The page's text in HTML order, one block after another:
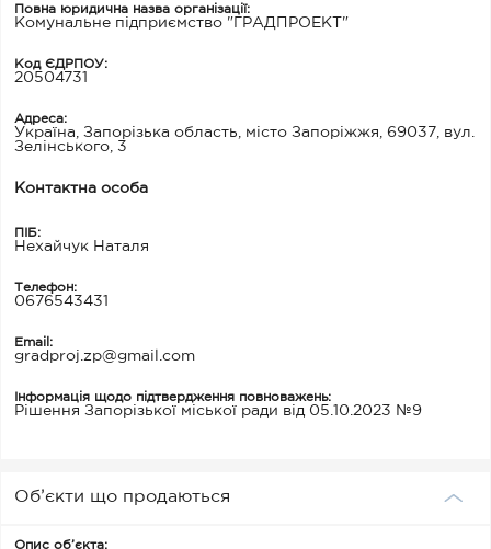
Повна юридична назва організації:
Комунальне підприємство "ГРАДПРОЕКТ"
Код ЄДРПОУ:
20504731
Адреса:
Україна, Запорізька область, місто Запоріжжя, 69037, вул.
Зелінського, 3
Контактна особа
ПІБ:
Нехайчук Наталя
Телефон:
0676543431
Email:
gradproj.zp@gmail.com
Інформація щодо підтвердження повноважень:
Рішення Запорізької міської ради від 05.10.2023 №9
Об’єкти що продаються
Опис об’єкта: